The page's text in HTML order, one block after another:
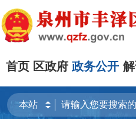
首页 区政府 政务公开